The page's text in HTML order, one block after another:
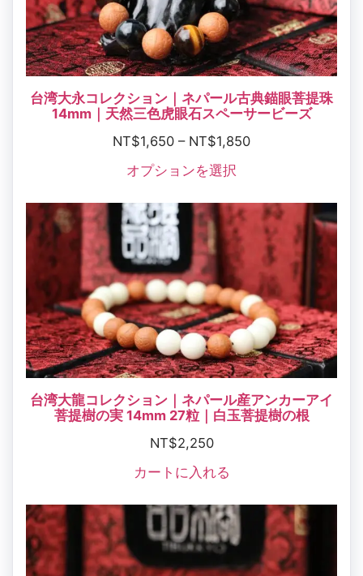
台湾大永コレクション｜ネパール古典錨眼菩提珠
14mm｜天然三色虎眼石スペーサービーズ
NT$1,650 – NT$1,850
オプションを選択
台湾大龍コレクション｜ネパール産アンカーアイ
菩提樹の実 14mm 27粒｜白玉菩提樹の根
NT$2,250
カートに入れる